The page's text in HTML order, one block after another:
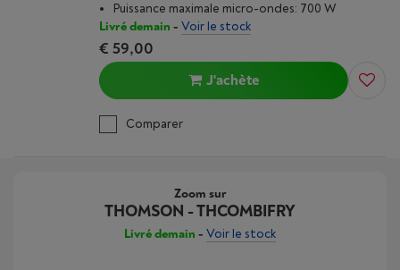
Puissance maximale micro-ondes: 700 W
Livré demain - Voir le stock
€ 59,00
J'achète
Comparer
Zoom sur
THOMSON - THCOMBIFRY
Livré demain - Voir le stock